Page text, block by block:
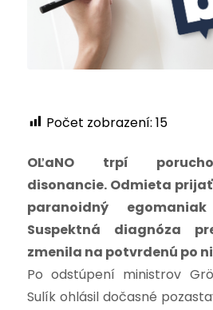
Počet zobrazení: 15
OĽaNO trpí
disonancie. Odmieta
paranoidný
Suspektná diagnóza
zmenila na potvrdenú po
Po odstúpení ministrov
Sulík ohlásil dočasné